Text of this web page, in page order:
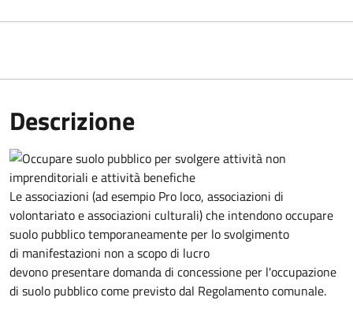
Descrizione
Le associazioni (ad esempio Pro loco, associazioni di
volontariato e associazioni culturali) che intendono occupare
suolo pubblico temporaneamente per lo svolgimento
di manifestazioni non a scopo di lucro
devono presentare domanda di concessione per l'occupazione
di suolo pubblico come previsto dal Regolamento comunale.